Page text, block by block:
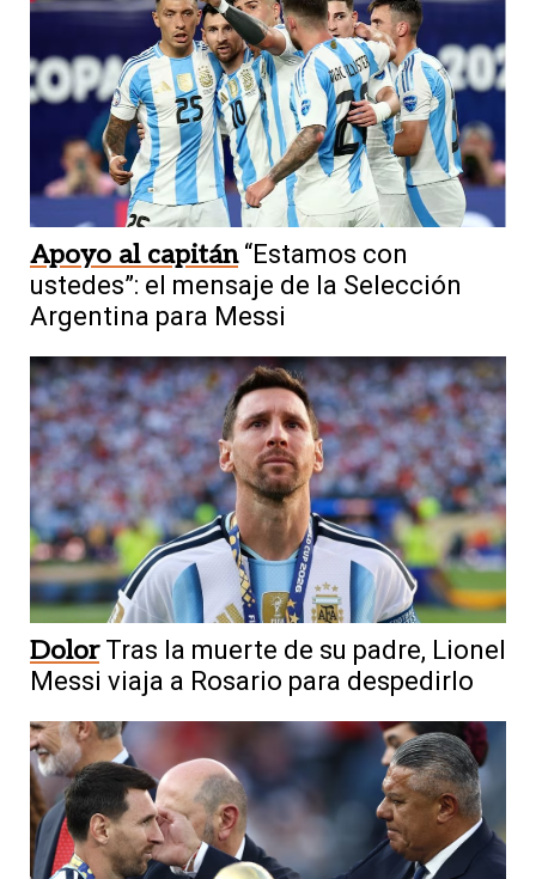
Apoyo al capitán “Estamos con
ustedes”: el mensaje de la Selección
Argentina para Messi
Dolor Tras la muerte de su padre, Lionel
Messi viaja a Rosario para despedirlo